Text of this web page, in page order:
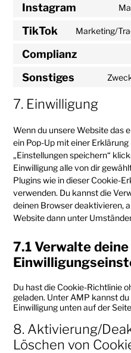
Instagram
TikTok Marketing/
Complianz
Sonstiges
7. Einwilligung
Wenn du unsere Website das
ein Pop-Up mit einer
„Einstellungen speichern“
Einwilligung alle von dir
Plugins wie in dieser Cookie-
verwenden. Du kannst die
deinen Browser deaktivieren,
Website dann unter
7.1 Verwalte deine
Du hast die Cookie-Richtlinie
geladen. Unter AMP kannst
Einwilligung unten auf der
8. Aktivierung/
Löschen von